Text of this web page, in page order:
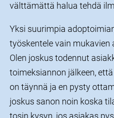
välttämättä halua tehdä
Yksi suurimpia
työskentele vain mukavien
Olen joskus todennut
toimeksiannon jälkeen,
on täynnä ja en pysty
joskus sanon noin koska
tosin kysyn, jos asiakas